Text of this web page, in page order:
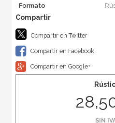
Formato
Compartir en Twitter
Compartir en Facebook
Compartir en Google+
SIN